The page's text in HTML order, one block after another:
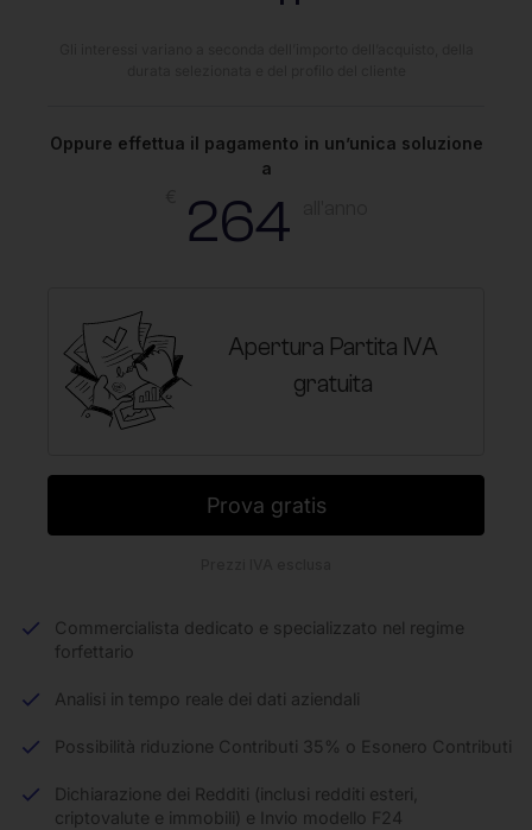
Oppure effettua il pagamento in un’unica soluzione
a
264
Apertura Partita IVA
gratuita
Prova gratis
Commercialista dedicato e specializzato nel regime
forfettario
Analisi in tempo reale dei dati aziendali
Possibilità riduzione Contributi 35% o Esonero Contributi
Dichiarazione dei Redditi (inclusi redditi esteri,
criptovalute e immobili) e Invio modello F24